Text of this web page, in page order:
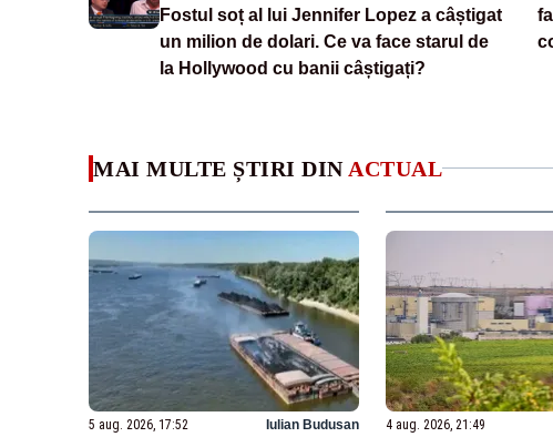
Fostul soț al lui Jennifer Lopez a câștigat
un milion de dolari. Ce va face starul de
la Hollywood cu banii câștigați?
MAI MULTE ȘTIRI DIN ACTUAL
5 aug. 2026, 17:52 Iulian Budusan 4 aug. 2026, 21:49